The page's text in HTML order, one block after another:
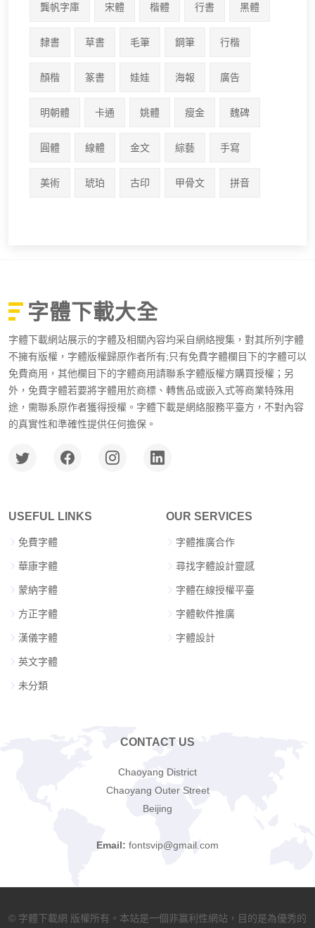
龔帆字庫 宋體 楷體 行書 黑體
隸書 草書 毛筆 鋼筆 行楷
顏楷 篆書 娃娃 海報 廣告
明朝體 卡通 姚體 瘦金 魏碑
圓體 線體 金文 綜藝 手寫
美術 琥珀 古印 甲骨文 拼音
字體下載大全
字體下載網站展示的字體及相關內容均采自網絡搜集，對其所列字體
不擁有版權，字體版權歸原作者所有;只有免費字體欄目下的字體可以
免費商用，其他欄目下的字體商用請聯系字體版權方購買授權；另
外，免費字體若要將字體用於商標、轉售品或嵌入式等商業特殊用
途，需聯系原作者獲得授權。字體下載是網絡服務平臺方，不對內容
的真實性和準確性提供任何擔保。
USEFUL LINKS
免費字體
華康字體
蒙納字體
方正字體
漢儀字體
英文字體
未分類
OUR SERVICES
字體推廣合作
尋找字體設計靈感
字體在線授權平臺
字體軟件推廣
字體設計
CONTACT US
Chaoyang District
Chaoyang Outer Street
Beijing
Email: fontsvip@gmail.com
© 字體下載網 版權所有。本站是一個非贏利性網站，目的是為優秀的